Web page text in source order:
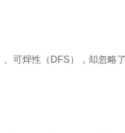
可焊性（DFS），却忽略